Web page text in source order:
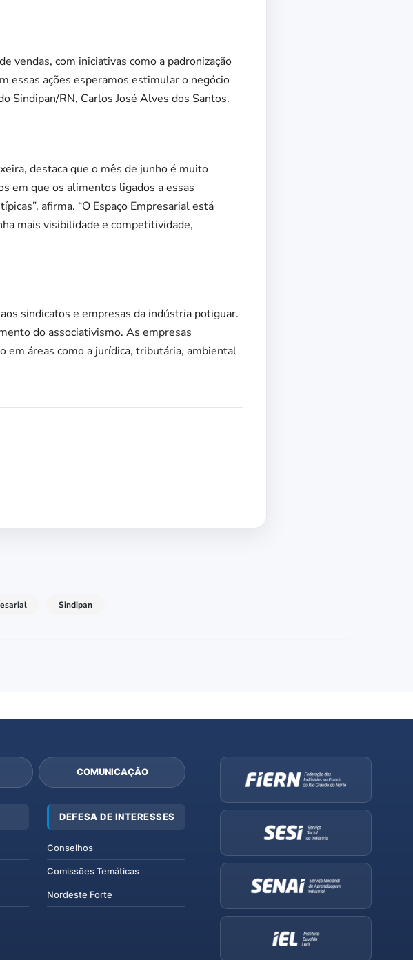
vendas, com iniciativas como a padronização
essas ações esperamos estimular o negócio
Sindipan/RN, Carlos José Alves dos Santos.
destaca que o mês de junho é muito
em que os alimentos ligados a essas
afirma. “O Espaço Empresarial está
mais visibilidade e competitividade,
sindicatos e empresas da indústria potiguar.
do associativismo. As empresas
em áreas como a jurídica, tributária, ambiental
Sindipan
COMUNICAÇÃO
DEFESA DE INTERESSES
Conselhos
Comissões Temáticas
Nordeste Forte